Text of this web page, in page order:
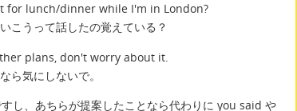
for lunch/dinner while I'm in London?
こうって話したの覚えている？
plans, don't worry about it.
ら気にしないで。
し、あちらが提案したことなら代わりに you said や